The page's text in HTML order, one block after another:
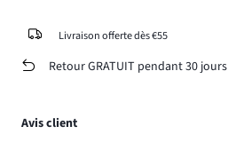
Livraison offerte dès €55
Retour GRATUIT pendant 30 jours
Avis client